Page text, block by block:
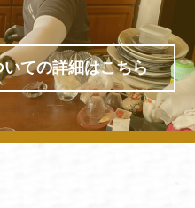
ての詳細はこちら